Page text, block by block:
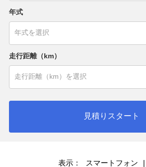
年式
走行距離（km）
見積りスタート
表示： スマートフォン |